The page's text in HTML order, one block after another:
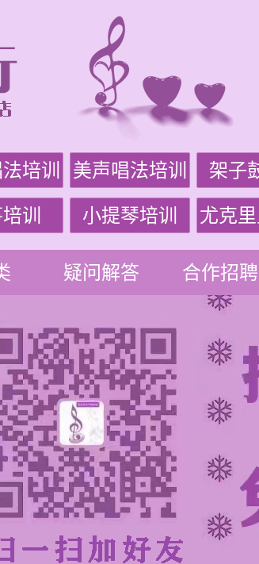
培训 美声唱法培训 架子
训 小提琴培训 尤克
疑问解答 合作招聘